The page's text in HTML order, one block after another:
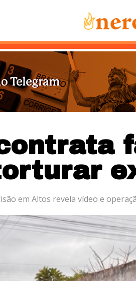
Mais Lidas
em Altos revela vídeo e